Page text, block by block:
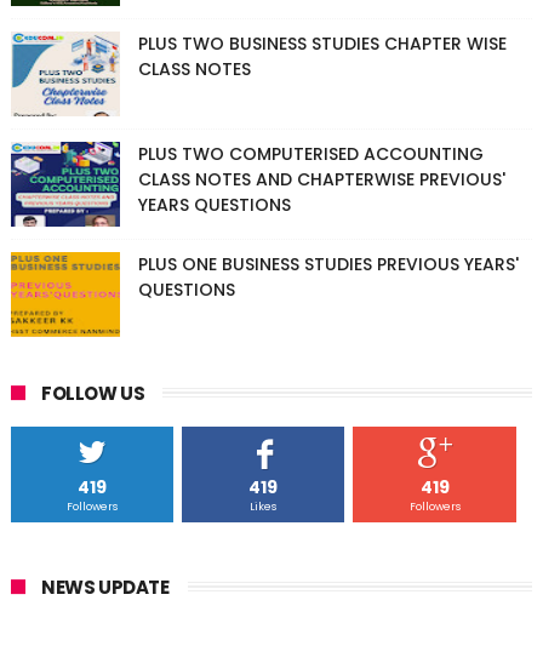
PLUS TWO BUSINESS STUDIES CHAPTER WISE
CLASS NOTES
PLUS TWO COMPUTERISED ACCOUNTING
CLASS NOTES AND CHAPTERWISE PREVIOUS'
YEARS QUESTIONS
PLUS ONE BUSINESS STUDIES PREVIOUS YEARS'
QUESTIONS
FOLLOW US
419
Followers
419
Likes
419
Followers
NEWS UPDATE